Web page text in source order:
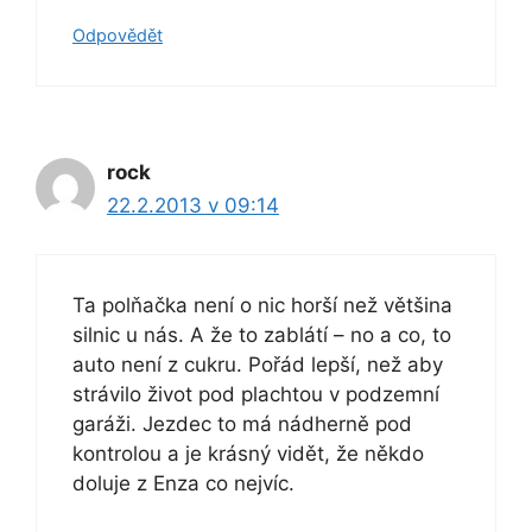
Odpovědět
rock
22.2.2013 v 09:14
Ta polňačka není o nic horší než většina
silnic u nás. A že to zablátí – no a co, to
auto není z cukru. Pořád lepší, než aby
strávilo život pod plachtou v podzemní
garáži. Jezdec to má nádherně pod
kontrolou a je krásný vidět, že někdo
doluje z Enza co nejvíc.